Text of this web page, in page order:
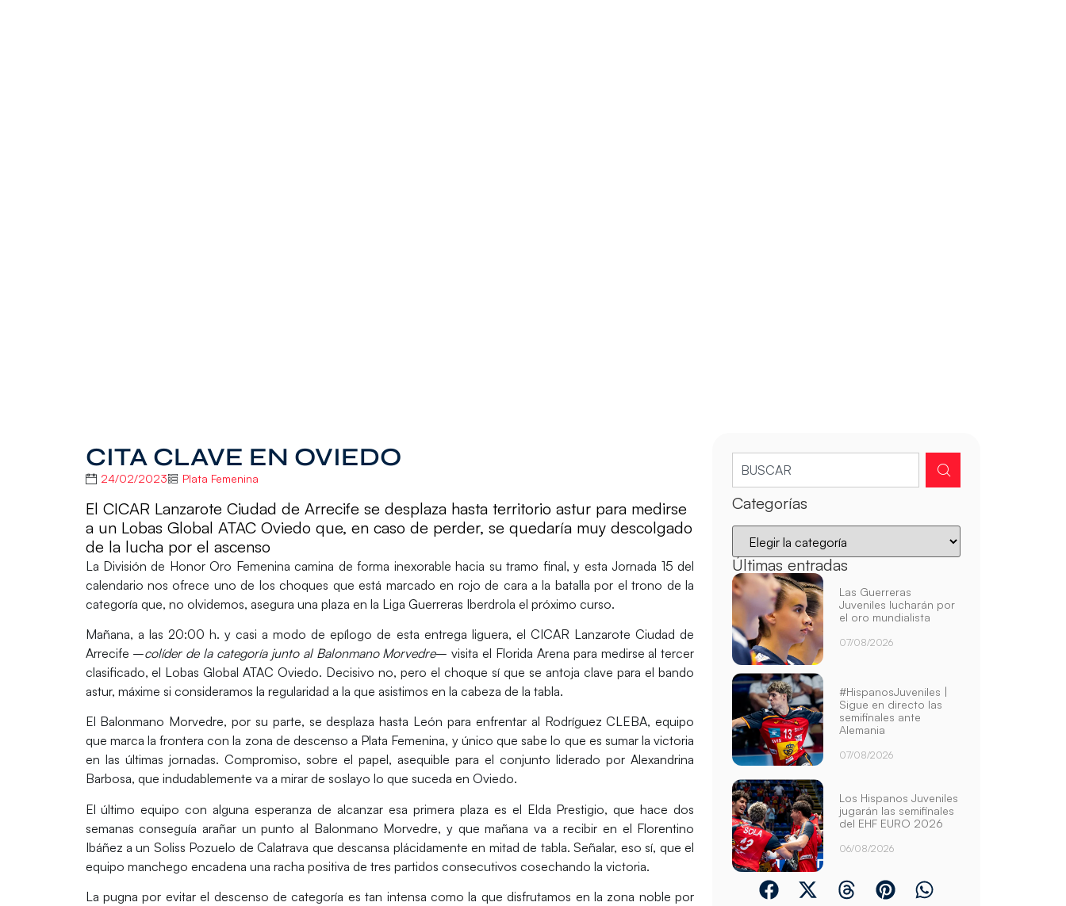
CITA CLAVE EN OVIEDO
24/02/2023 Plata Femenina
El CICAR Lanzarote Ciudad de Arrecife se desplaza hasta territorio astur para medirse
a un Lobas Global ATAC Oviedo que, en caso de perder, se quedaría muy descolgado
de la lucha por el ascenso
La División de Honor Oro Femenina camina de forma inexorable hacia su tramo final, y esta Jornada 15 del
calendario nos ofrece uno de los choques que está marcado en rojo de cara a la batalla por el trono de la
categoría que, no olvidemos, asegura una plaza en la Liga Guerreras Iberdrola el próximo curso.
Mañana, a las 20:00 h. y casi a modo de epílogo de esta entrega liguera, el CICAR Lanzarote Ciudad de
Arrecife –colíder de la categoría junto al Balonmano Morvedre– visita el Florida Arena para medirse al tercer
clasificado, el Lobas Global ATAC Oviedo. Decisivo no, pero el choque sí que se antoja clave para el bando
astur, máxime si consideramos la regularidad a la que asistimos en la cabeza de la tabla.
El Balonmano Morvedre, por su parte, se desplaza hasta León para enfrentar al Rodríguez CLEBA, equipo
que marca la frontera con la zona de descenso a Plata Femenina, y único que sabe lo que es sumar la victoria
en las últimas jornadas. Compromiso, sobre el papel, asequible para el conjunto liderado por Alexandrina
Barbosa, que indudablemente va a mirar de soslayo lo que suceda en Oviedo.
El último equipo con alguna esperanza de alcanzar esa primera plaza es el Elda Prestigio, que hace dos
semanas conseguía arañar un punto al Balonmano Morvedre, y que mañana va a recibir en el Florentino
Ibáñez a un Soliss Pozuelo de Calatrava que descansa plácidamente en mitad de tabla. Señalar, eso sí, que el
equipo manchego encadena una racha positiva de tres partidos consecutivos cosechando la victoria.
La pugna por evitar el descenso de categoría es tan intensa como la que disfrutamos en la zona noble por
Categorías
Últimas entradas
Las Guerreras
Juveniles lucharán por
el oro mundialista
07/08/2026
#HispanosJuveniles |
Sigue en directo las
semifinales ante
Alemania
07/08/2026
Los Hispanos Juveniles
jugarán las semifinales
del EHF EURO 2026
06/08/2026